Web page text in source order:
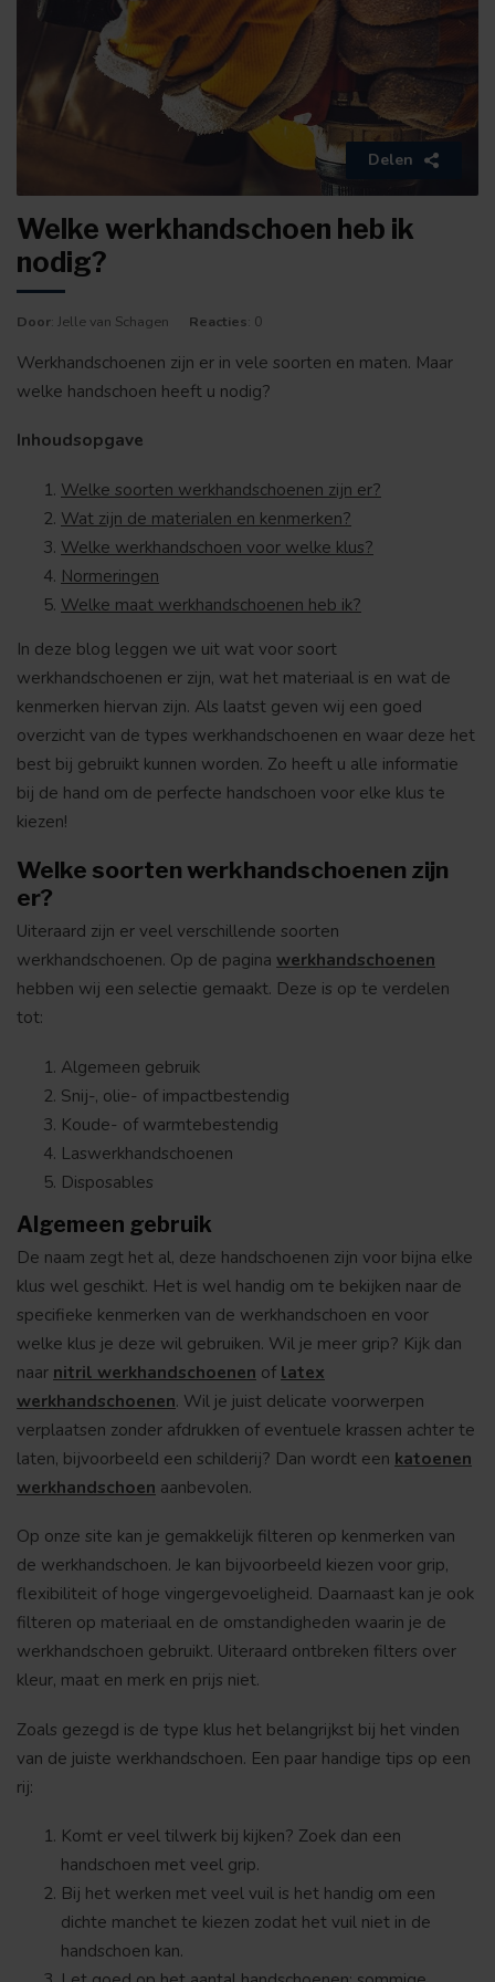
Delen
Welke werkhandschoen heb ik
nodig?
Door: Jelle van Schagen Reacties: 0
Werkhandschoenen zijn er in vele soorten en maten. Maar
welke handschoen heeft u nodig?
Inhoudsopgave
Welke soorten werkhandschoenen zijn er?
Wat zijn de materialen en kenmerken?
Welke werkhandschoen voor welke klus?
Normeringen
Welke maat werkhandschoenen heb ik?
In deze blog leggen we uit wat voor soort
werkhandschoenen er zijn, wat het materiaal is en wat de
kenmerken hiervan zijn. Als laatst geven wij een goed
overzicht van de types werkhandschoenen en waar deze het
best bij gebruikt kunnen worden. Zo heeft u alle informatie
bij de hand om de perfecte handschoen voor elke klus te
kiezen!
Welke soorten werkhandschoenen zijn
er?
Uiteraard zijn er veel verschillende soorten
werkhandschoenen. Op de pagina werkhandschoenen
hebben wij een selectie gemaakt. Deze is op te verdelen
tot:
Algemeen gebruik
Snij-, olie- of impactbestendig
Koude- of warmtebestendig
Laswerkhandschoenen
Disposables
Algemeen gebruik
De naam zegt het al, deze handschoenen zijn voor bijna elke
klus wel geschikt. Het is wel handig om te bekijken naar de
specifieke kenmerken van de werkhandschoen en voor
welke klus je deze wil gebruiken. Wil je meer grip? Kijk dan
naar nitril werkhandschoenen of latex
werkhandschoenen. Wil je juist delicate voorwerpen
verplaatsen zonder afdrukken of eventuele krassen achter te
laten, bijvoorbeeld een schilderij? Dan wordt een katoenen
werkhandschoen aanbevolen.
Op onze site kan je gemakkelijk filteren op kenmerken van
de werkhandschoen. Je kan bijvoorbeeld kiezen voor grip,
flexibiliteit of hoge vingergevoeligheid. Daarnaast kan je ook
filteren op materiaal en de omstandigheden waarin je de
werkhandschoen gebruikt. Uiteraard ontbreken filters over
kleur, maat en merk en prijs niet.
Zoals gezegd is de type klus het belangrijkst bij het vinden
van de juiste werkhandschoen. Een paar handige tips op een
rij:
Komt er veel tilwerk bij kijken? Zoek dan een
handschoen met veel grip.
Bij het werken met veel vuil is het handig om een
dichte manchet te kiezen zodat het vuil niet in de
handschoen kan.